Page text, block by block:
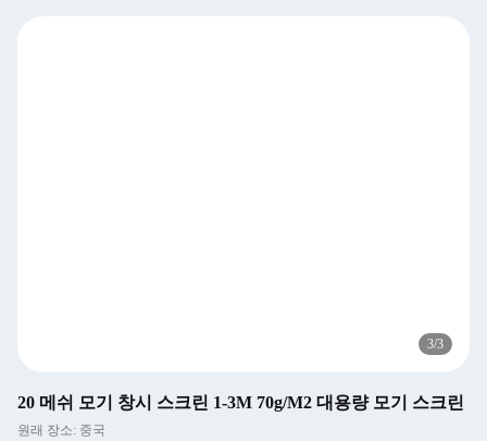
3/3
20 메쉬 모기 창시 스크린 1-3M 70g/M2 대용량 모기 스크린
원래 장소: 중국